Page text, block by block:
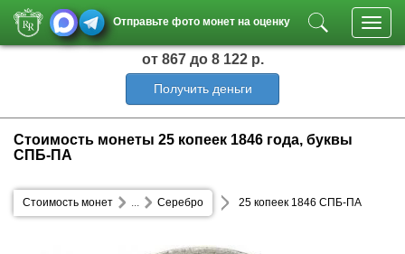
Отправьте фото монет на оценку
от 867 до 8 122 р.
Получить деньги
Стоимость монеты 25 копеек 1846 года, буквы
СПБ-ПА
Стоимость монет Серебро
... 25 копеек 1846 СПБ-ПА